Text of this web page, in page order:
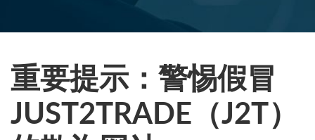
重要提示：警惕假冒
JUST2TRADE（J2T）